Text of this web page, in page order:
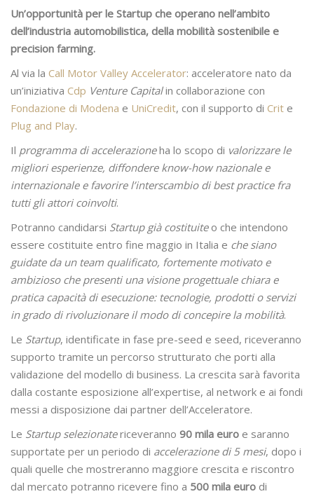
Un’opportunità per le Startup che operano nell’ambito
dell’industria automobilistica, della mobilità sostenibile e
precision farming.
Al via la Call Motor Valley Accelerator: acceleratore nato da
un’iniziativa Cdp Venture Capitalin collaborazione con
Fondazione di Modena e UniCredit, con il supporto di Crit e
Plug and Play.
Il programma di accelerazioneha lo scopo di valorizzare le
migliori esperienze, diffondere know-how nazionale e
internazionale e favorire l’interscambio di best practice fra
tutti gli attori coinvolti.
Potranno candidarsi Startup già costituiteo che intendono
essere costituite entro fine maggio in Italia e che siano
guidate da un team qualificato, fortemente motivato e
ambizioso che presenti una visione progettuale chiara e
pratica capacità di esecuzione: tecnologie, prodotti o servizi
in grado di rivoluzionare il modo di concepire la mobilità.
Le Startup, identificate in fase pre-seed e seed, riceveranno
supporto tramite un percorso strutturato che porti alla
validazione del modello di business. La crescita sarà favorita
dalla costante esposizione all’expertise, al network e ai fondi
messi a disposizione dai partner dell’Acceleratore.
Le Startup selezionatericeveranno 90 mila euro e saranno
supportate per un periodo di accelerazione di 5 mesi, dopo i
quali quelle che mostreranno maggiore crescita e riscontro
dal mercato potranno ricevere fino a 500 mila euro di